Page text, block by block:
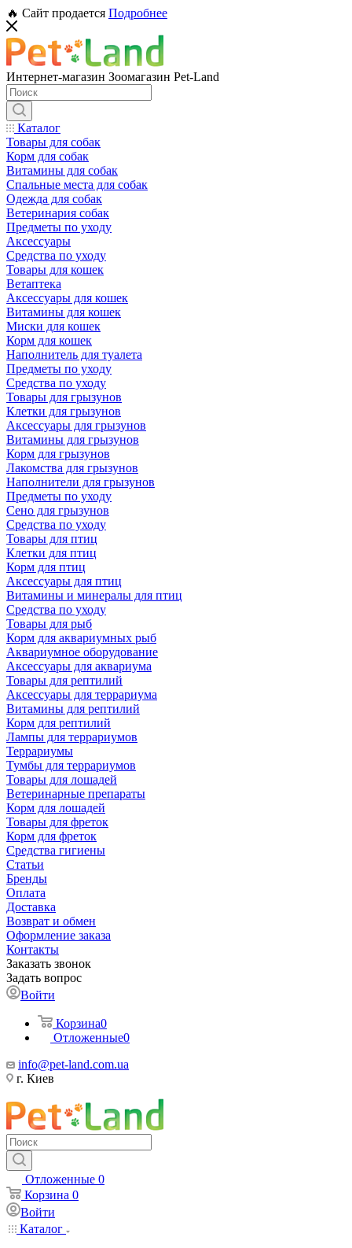
🔥 Сайт продается Подробнее
Интернет-магазин Зоомагазин Pet-Land
Каталог
Товары для собак
Корм для собак
Витамины для собак
Спальные места для собак
Одежда для собак
Ветеринария собак
Предметы по уходу
Аксессуары
Средства по уходу
Товары для кошек
Ветаптека
Аксессуары для кошек
Витамины для кошек
Миски для кошек
Корм для кошек
Наполнитель для туалета
Предметы по уходу
Средства по уходу
Товары для грызунов
Клетки для грызунов
Аксессуары для грызунов
Витамины для грызунов
Корм для грызунов
Лакомства для грызунов
Наполнители для грызунов
Предметы по уходу
Сено для грызунов
Средства по уходу
Товары для птиц
Клетки для птиц
Корм для птиц
Аксессуары для птиц
Витамины и минералы для птиц
Средства по уходу
Товары для рыб
Корм для аквариумных рыб
Аквариумное оборудование
Аксессуары для аквариума
Товары для рептилий
Аксессуары для террариума
Витамины для рептилий
Корм для рептилий
Лампы для террариумов
Террариумы
Тумбы для террариумов
Товары для лошадей
Ветеринарные препараты
Корм для лошадей
Товары для фреток
Корм для фреток
Средства гигиены
Статьи
Бренды
Оплата
Доставка
Возврат и обмен
Оформление заказа
Контакты
Заказать звонок
Задать вопрос
Войти
Корзина0
Отложенные0
info@pet-land.com.ua
г. Киев
Отложенные 0
Корзина 0
Войти
Каталог